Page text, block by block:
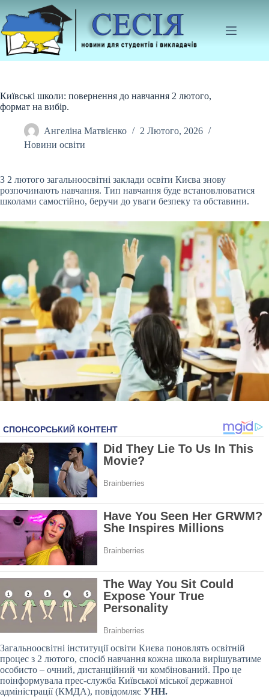
до
вмісту
Київські школи: повернення до навчання 2 лютого,
формат на вибір.
Ангеліна Матвієнко
2 Лютого, 2026
Новини освіти
З 2 лютого загальноосвітні заклади освіти Києва знову
розпочинають навчання. Тип навчання буде встановлюватися
школами самостійно, беручи до уваги безпеку та обставини.
Загальноосвітні інституції освіти Києва поновлять освітній
процес з 2 лютого, спосіб навчання кожна школа вирішуватиме
особисто – очний, дистанційний чи комбінований. Про це
поінформувала прес-служба Київської міської державної
адміністрації (КМДА), повідомляє УНН.